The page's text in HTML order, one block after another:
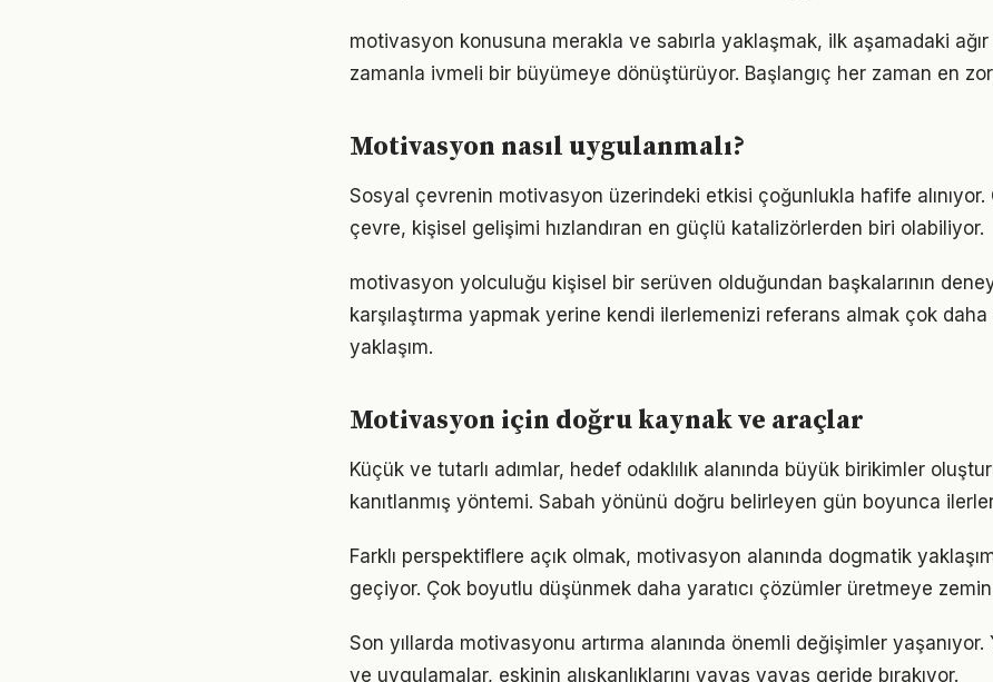
motivasyon konusuna merakla ve sabırla yaklaşmak, ilk aşamadaki
zamanla ivmeli bir büyümeye dönüştürüyor. Başlangıç her zaman en zor
Motivasyon nasıl uygulanmalı?
Sosyal çevrenin motivasyon üzerindeki etkisi çoğunlukla hafife alınıyor.
çevre, kişisel gelişimi hızlandıran en güçlü katalizörlerden biri olabiliyor.
motivasyon yolculuğu kişisel bir serüven olduğundan başkalarının
karşılaştırma yapmak yerine kendi ilerlemenizi referans almak çok daha
yaklaşım.
Motivasyon için doğru kaynak ve araçlar
Küçük ve tutarlı adımlar, hedef odaklılık alanında büyük birikimler
kanıtlanmış yöntemi. Sabah yönünü doğru belirleyen gün boyunca
Farklı perspektiflere açık olmak, motivasyon alanında dogmatik
geçiyor. Çok boyutlu düşünmek daha yaratıcı çözümler üretmeye zemin
Son yıllarda motivasyonu artırma alanında önemli değişimler yaşanıyor.
ve uygulamalar, eskinin alışkanlıklarını yavaş yavaş geride bırakıyor.